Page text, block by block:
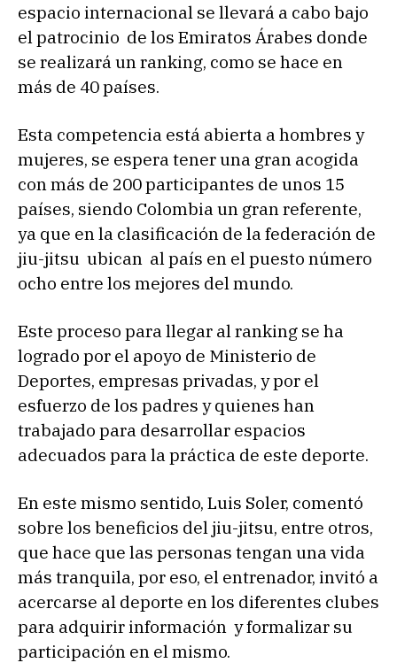
espacio internacional se llevará a cabo bajo
el patrocinio de los Emiratos Árabes donde
se realizará un ranking, como se hace en
más de 40 países.
Esta competencia está abierta a hombres y
mujeres, se espera tener una gran acogida
con más de 200 participantes de unos 15
países, siendo Colombia un gran referente,
ya que en la clasificación de la federación de
jiu-jitsu ubican al país en el puesto número
ocho entre los mejores del mundo.
Este proceso para llegar al ranking se ha
logrado por el apoyo de Ministerio de
Deportes, empresas privadas, y por el
esfuerzo de los padres y quienes han
trabajado para desarrollar espacios
adecuados para la práctica de este deporte.
En este mismo sentido, Luis Soler, comentó
sobre los beneficios del jiu-jitsu, entre otros,
que hace que las personas tengan una vida
más tranquila, por eso, el entrenador, invitó a
acercarse al deporte en los diferentes clubes
para adquirir información y formalizar su
participación en el mismo.